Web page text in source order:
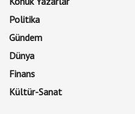
Politika
Gündem
Dünya
Finans
Kültür-Sanat